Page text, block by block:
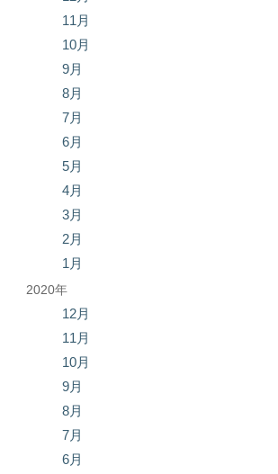
11月
10月
9月
8月
7月
6月
5月
4月
3月
2月
1月
2020年
12月
11月
10月
9月
8月
7月
6月